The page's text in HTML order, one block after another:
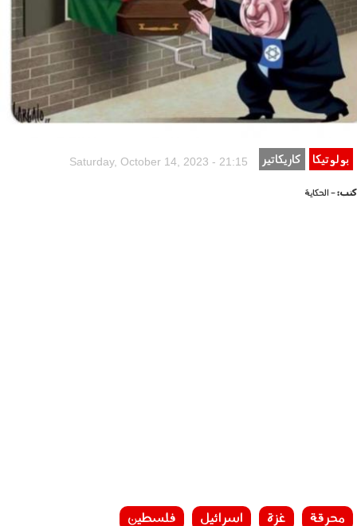
بولوتيكا كاريكاتير Saturday, October 14, 2023 - 21:15
كتب:- الحكاية
محرقة غزة اسرائيل فلسطين